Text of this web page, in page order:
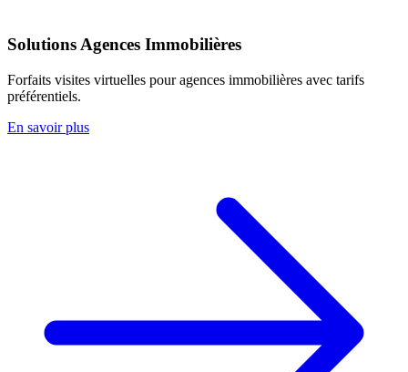
Solutions Agences Immobilières
Forfaits visites virtuelles pour agences immobilières avec tarifs
préférentiels.
En savoir plus